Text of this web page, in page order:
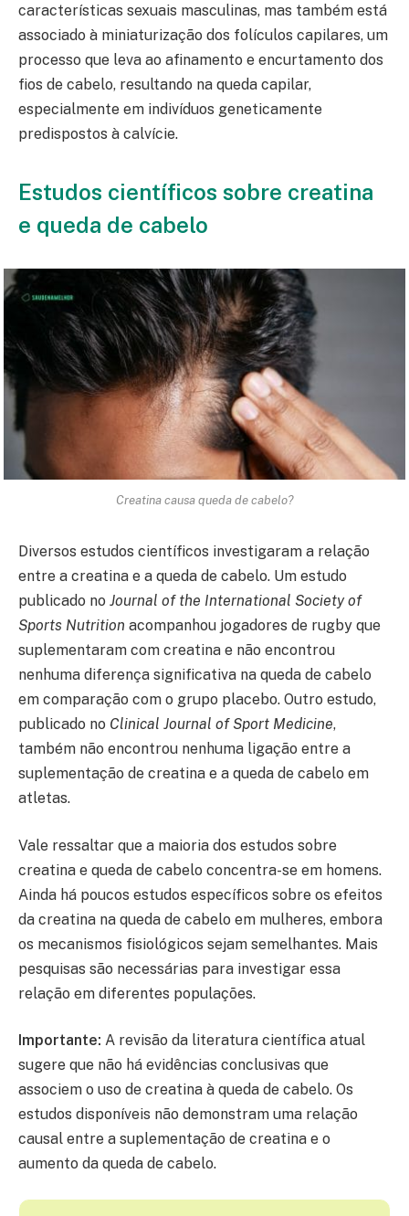
características sexuais masculinas, mas também está
associado à miniaturização dos folículos capilares, um
processo que leva ao afinamento e encurtamento dos
fios de cabelo, resultando na queda capilar,
especialmente em indivíduos geneticamente
predispostos à calvície.
Estudos científicos sobre creatina
e queda de cabelo
Creatina causa queda de cabelo?
Diversos estudos científicos investigaram a relação
entre a creatina e a queda de cabelo. Um estudo
publicado no Journal of the International Society of
Sports Nutrition acompanhou jogadores de rugby que
suplementaram com creatina e não encontrou
nenhuma diferença significativa na queda de cabelo
em comparação com o grupo placebo. Outro estudo,
publicado no Clinical Journal of Sport Medicine,
também não encontrou nenhuma ligação entre a
suplementação de creatina e a queda de cabelo em
atletas.
Vale ressaltar que a maioria dos estudos sobre
creatina e queda de cabelo concentra-se em homens.
Ainda há poucos estudos específicos sobre os efeitos
da creatina na queda de cabelo em mulheres, embora
os mecanismos fisiológicos sejam semelhantes. Mais
pesquisas são necessárias para investigar essa
relação em diferentes populações.
Importante: A revisão da literatura científica atual
sugere que não há evidências conclusivas que
associem o uso de creatina à queda de cabelo. Os
estudos disponíveis não demonstram uma relação
causal entre a suplementação de creatina e o
aumento da queda de cabelo.